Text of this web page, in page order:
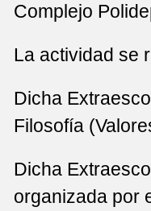
Complejo
La actividad se
Dicha
Filosofía
Dicha
organizada por